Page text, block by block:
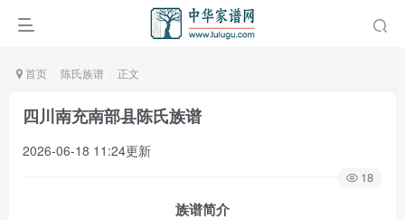
首页 陈氏族谱 正文
四川南充南部县陈氏族谱
2026-06-18 11:24更新
18
族谱简介